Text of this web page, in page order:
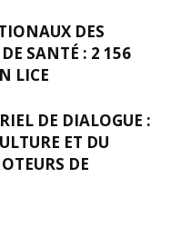
DES
SANTÉ : 2 156
LICE
DE DIALOGUE :
ET DU
DE